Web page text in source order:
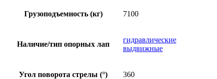
Грузоподъемность (кг) 7100
Наличие/тип опорных лап
гидравлические
выдвижные
Угол поворота стрелы (°) 360